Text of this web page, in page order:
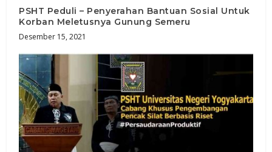
PSHT Peduli – Penyerahan Bantuan Sosial Untuk
Korban Meletusnya Gunung Semeru
Desember 15, 2021